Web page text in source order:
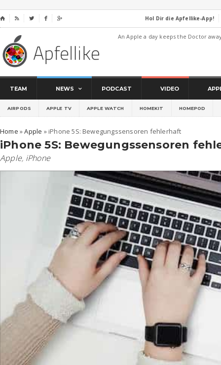
⌂     Hol Dir die Apfellike-App!
An Apple a day keeps the Doctor
TEAM NEWS PODCAST VIDEO
AIRPODS APPLE TV APPLE WATCH HOMEKIT HOMEPOD
Home »Apple » iPhone 5S: Bewegungssensoren fehlerhaft
iPhone 5S: Bewegungssensoren
Apple, iPhone